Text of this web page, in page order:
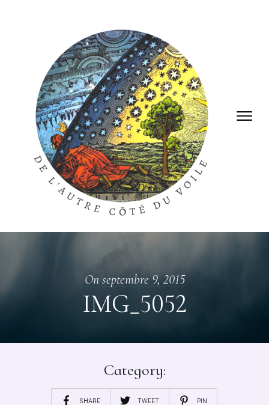
Onseptembre 9, 2015
IMG_5052
Category:
SHARE TWEET PIN